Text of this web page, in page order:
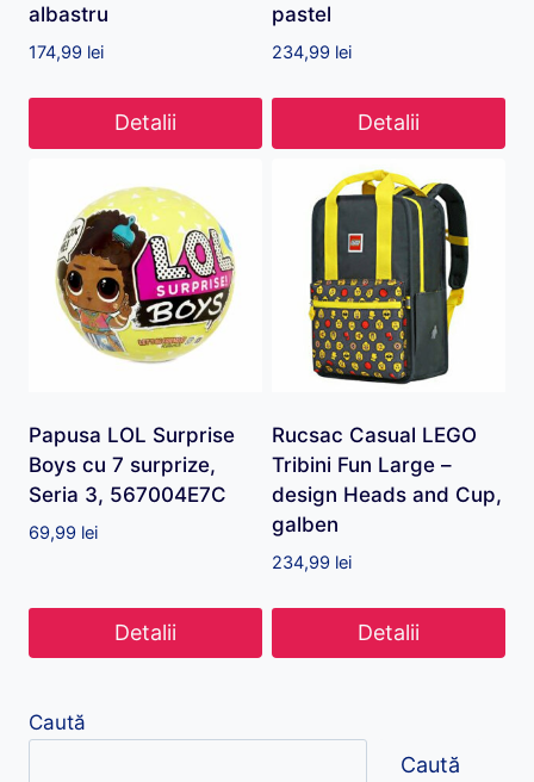
albastru
174,99 lei
Detalii
pastel
234,99 lei
Detalii
Papusa LOL Surprise
Boys cu 7 surprize,
Seria 3, 567004E7C
69,99 lei
Detalii
Rucsac Casual LEGO
Tribini Fun Large –
design Heads and Cup,
galben
234,99 lei
Detalii
Caută
Caută